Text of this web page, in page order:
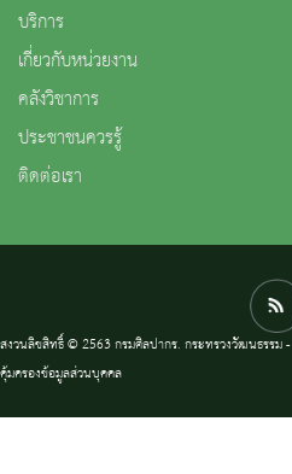
บริการ
เกี่ยวกับหน่วยงาน
คลังวิชาการ
ประชาชนควรรู้
ติดต่อเรา
สงวนลิขสิทธิ์ © 2563 กรมศิลปากร. กระทรวงวัฒนธรรม -
คุ้มครองข้อมูลส่วนบุคคล